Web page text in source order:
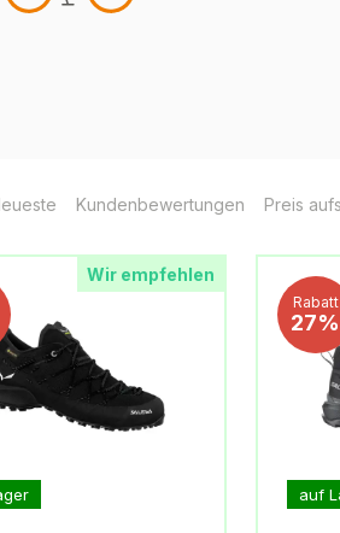
Kundenbewertungen Preis
Wir empfehlen
Rabatt
27%
auf